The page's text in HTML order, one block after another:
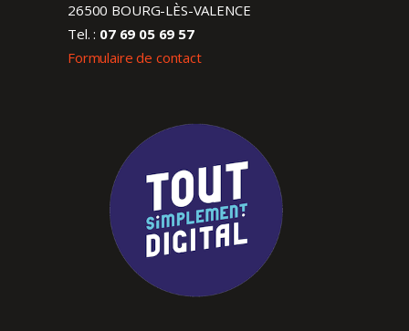
26500 BOURG-LÈS-VALENCE
Tel. : 07 69 05 69 57
Formulaire de contact